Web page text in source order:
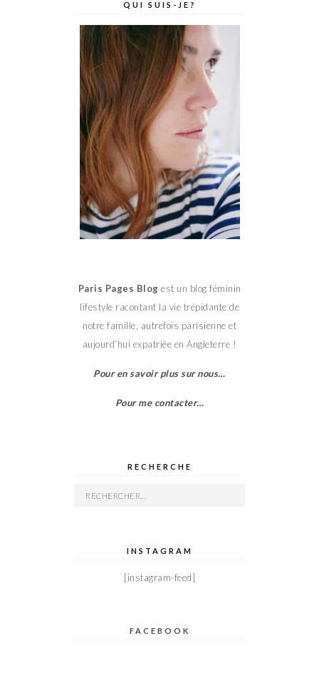
QUI SUIS-JE?
Paris Pages Blog est un blog féminin
lifestyle racontant la vie trépidante de
notre famille, autrefois parisienne et
aujourd’hui expatriée en Angleterre !
Pour en savoir plus sur nous…
Pour me contacter…
RECHERCHE
Rechercher :
INSTAGRAM
[instagram-feed]
FACEBOOK